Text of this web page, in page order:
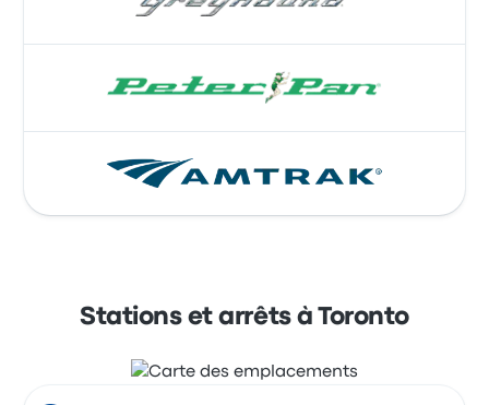
Stations et arrêts à Toronto